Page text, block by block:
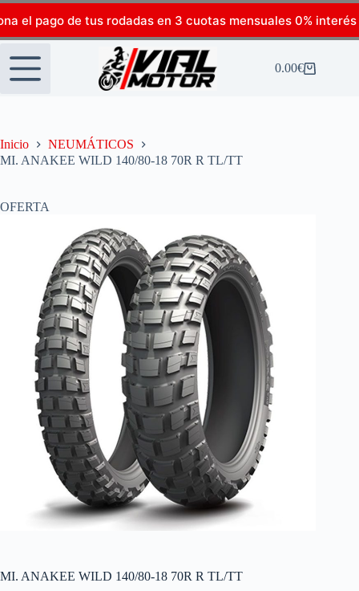
el pago de tus rodadas en 3 cuotas mensuales 0% interés
0.00€
Inicio
NEUMÁTICOS
MI. ANAKEE WILD 140/80-18 70R R TL/TT
OFERTA
MI. ANAKEE WILD 140/80-18 70R R TL/TT